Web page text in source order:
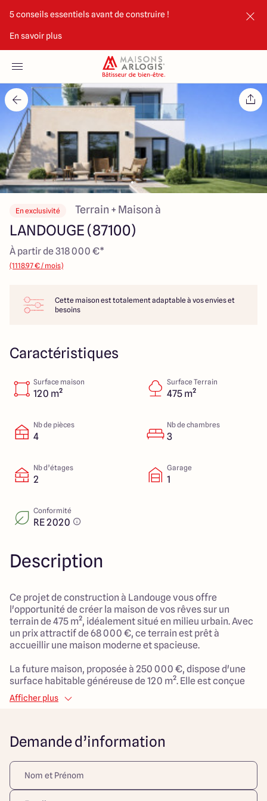
5 conseils essentiels avant de construire !
En savoir plus
Nos maisons
Nos annonces
Votre projet
Qui sommes-nous
Maisons ARLOGIS Limoges
En exclusivité Terrain + Maison à
LANDOUGE (87100)
À partir de 318 000 €*
(1118.97 € / mois)
Cette maison est totalement adaptable à vos envies et
besoins
Caractéristiques
Surface maison
120 m²
Surface Terrain
475 m²
Nb de pièces
4
Nb de chambres
3
Nb d’étages
2
Garage
1
Conformité
RE 2020
Description
Ce projet de construction à Landouge vous offre
l'opportunité de créer la maison de vos rêves sur un
terrain de 475 m², idéalement situé en milieu urbain. Avec
un prix attractif de 68 000 €, ce terrain est prêt à
accueillir une maison moderne et spacieuse.
La future maison, proposée à 250 000 €, dispose d'une
surface habitable généreuse de 120 m². Elle est conçue
pour offrir un cadre de vie agréable, avec 4 pièces, dont 3
chambres confortables qui sauront satisfaire les besoins
moments de partage en famille.
Ce projet se distingue par son environnement adapté aux
enfants, vous garantissant une qualité de vie paisible tout
en restant proche des commodités de la ville. Profitez de
Afficher plus
Demande d’information